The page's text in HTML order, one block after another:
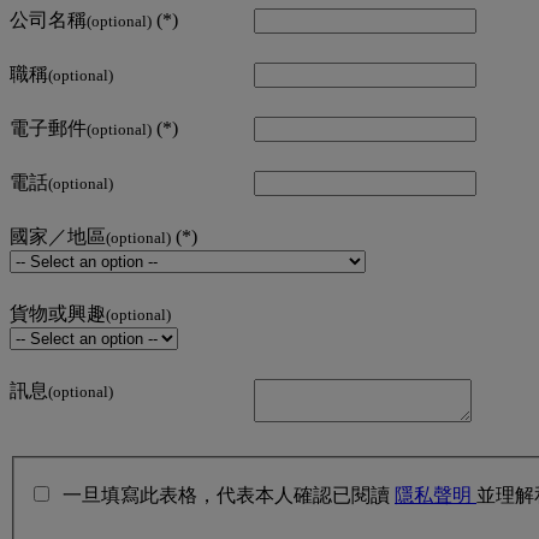
公司名稱(optional)
職稱(optional)
電子郵件(optional)
電話(optional)
國家／地區(optional)
貨物或興趣(optional)
訊息(optional)
一旦填寫此表格，代表本人確認已閱讀 隱私聲明 並理解